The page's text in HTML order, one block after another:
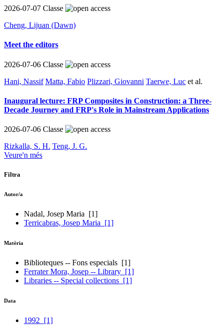
2026-07-07 Classe
Cheng, Lijuan (Dawn)
Meet the editors
2026-07-06 Classe
Hani, Nassif Matta, Fabio Plizzari, Giovanni Taerwe, Luc et al.
Inaugural lecture: FRP Composites in Construction: a Three-
Decade Journey and FRP's Role in Mainstream Applications
2026-07-06 Classe
Rizkalla, S. H. Teng, J. G.
Veure'n més
Filtra
Autor/a
Nadal, Josep Maria [1]
Terricabras, Josep Maria [1]
Matèria
Biblioteques -- Fons especials [1]
Ferrater Mora, Josep -- Library [1]
Libraries -- Special collections [1]
Data
1992 [1]